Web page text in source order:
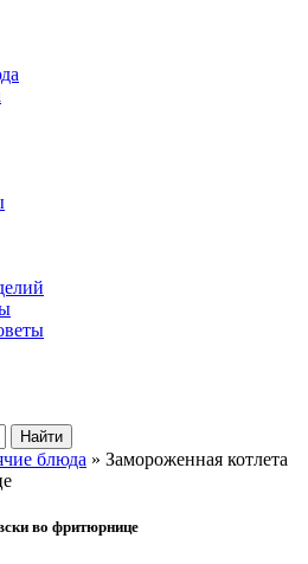
блюда » Замороженная котлета
во фритюрнице